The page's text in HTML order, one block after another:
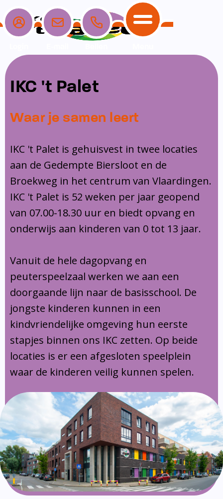
Home
School
Ons team
Schoolgids
Leerlingenzorg
Privacy
Vakanties en lesvrije dagen
Ouders
Ouders
Overblijf
Ouderraad
Medezeggenschapsraad
Klachtenregeling
Opvang
Opvang
Peuterspeelzaal
Buitenschoolse opvang
Communicatie
Communicatie
Contact
IKC 't Palet
Waar je samen leert
IKC 't Palet is gehuisvest in twee locaties
aan de Gedempte Biersloot en de
Broekweg in het centrum van Vlaardingen.
IKC 't Palet is 52 weken per jaar geopend
van 07.00-18.30 uur en biedt opvang en
onderwijs aan kinderen van 0 tot 13 jaar.
Vanuit de hele dagopvang en
peuterspeelzaal werken we aan een
doorgaande lijn naar de basisschool. De
jongste kinderen kunnen in een
kindvriendelijke omgeving hun eerste
stapjes binnen ons IKC zetten. Op beide
locaties is er een afgesloten speelplein
waar de kinderen veilig kunnen spelen.